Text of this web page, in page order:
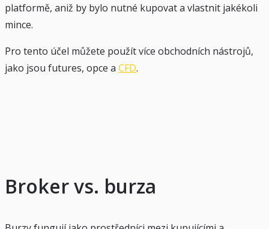
platformě, aniž by bylo nutné kupovat a vlastnit jakékoli
mince.
Pro tento účel můžete použít více obchodních nástrojů,
jako jsou futures, opce a CFD.
Broker vs. burza